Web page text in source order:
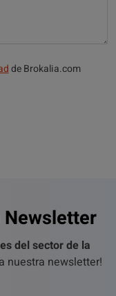
de Brokalia.com
del sector de la
nuestra newsletter!